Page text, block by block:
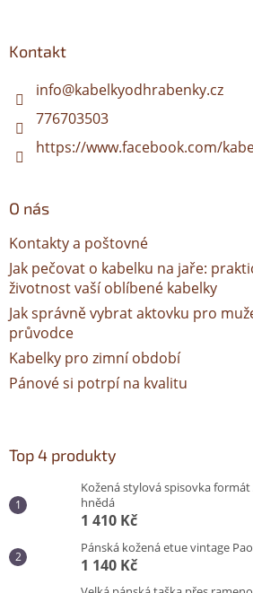
Kontakt
info@kabelkyodhrabenky.cz
776703503
https://www.facebook.com/
O nás
Kontakty a poštovné
Jak pečovat o kabelku na jaře:
životnost vaší oblíbené kabelky
Jak správně vybrat aktovku pro
průvodce
Kabelky pro zimní období
Pánové si potrpí na kvalitu
Top 4 produkty
Kožená stylová spisovka formát
hnědá
1 410 Kč
Pánská kožená etue vintage
1 140 Kč